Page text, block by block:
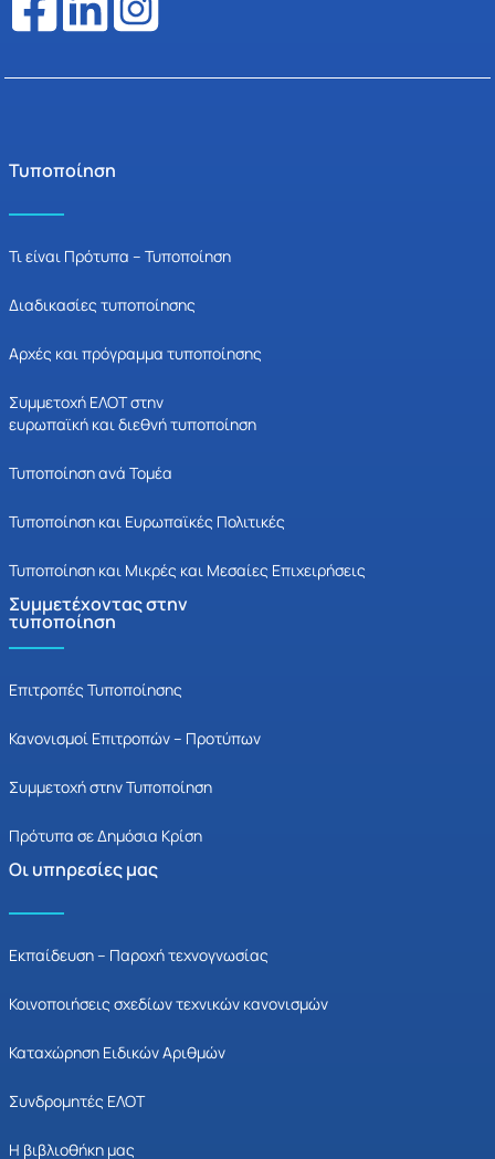
Τυποποίηση
Τι είναι Πρότυπα – Τυποποίηση
Διαδικασίες τυποποίησης
Αρχές και πρόγραμμα τυποποίησης
Συμμετοχή ΕΛΟΤ στην
ευρωπαϊκή και διεθνή τυποποίηση
Τυποποίηση ανά Τομέα
Τυποποίηση και Ευρωπαϊκές Πολιτικές
Τυποποίηση και Μικρές και Μεσαίες Επιχειρήσεις
Συμμετέχοντας στην
τυποποίηση
Επιτροπές Τυποποίησης
Κανονισμοί Επιτροπών – Προτύπων
Συμμετοχή στην Τυποποίηση
Πρότυπα σε Δημόσια Κρίση
Οι υπηρεσίες μας
Εκπαίδευση – Παροχή τεχνογνωσίας
Κοινοποιήσεις σχεδίων τεχνικών κανονισμών
Καταχώρηση Ειδικών Αριθμών
Συνδρομητές ΕΛΟΤ
Η βιβλιοθήκη μας